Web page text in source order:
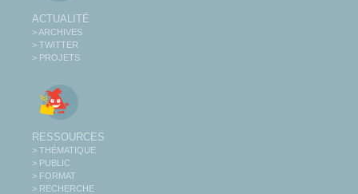
ACTUALITÉ
> ARCHIVES
> TWITTER
> PROJETS
RESSOURCES
> THÉMATIQUE
> PUBLIC
> FORMAT
> RECHERCHE